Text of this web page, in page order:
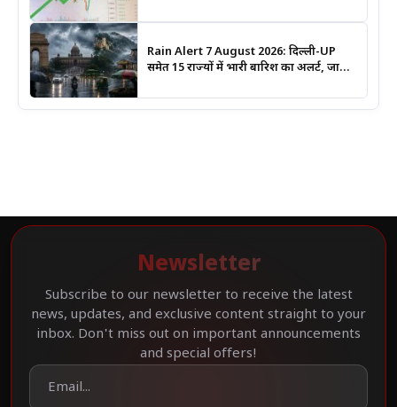
Rain Alert 7 August 2026: दिल्ली-UP
समेत 15 राज्यों में भारी बारिश का अलर्ट, जानिए
Newsletter
Subscribe to our newsletter to receive the latest
news, updates, and exclusive content straight to your
inbox. Don't miss out on important announcements
and special offers!